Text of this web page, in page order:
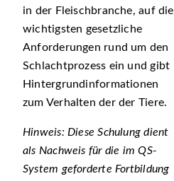
in der Fleischbranche, auf die
wichtigsten gesetzliche
Anforderungen rund um den
Schlachtprozess ein und gibt
Hintergrundinformationen
zum Verhalten der der Tiere.
Hinweis: Diese Schulung dient
als Nachweis für die im QS-
System geforderte Fortbildung